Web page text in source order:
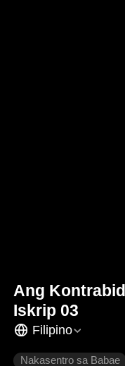
Ang
Iskrip 03
Filipino
Nakasentro sa Babae